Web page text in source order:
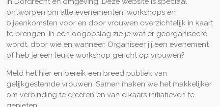
ontworpen om alle evenementen, workshops en
bijeenkomsten voor en door vrouwen overzichtelijk in kaart
te brengen. In één oogopslag zie je wat er georganiseerd
wordt, door wie en wanneer. Organiseer jij een evenement
of heb je een leuke workshop gericht op vrouwen?
Meld het hier en bereik een breed publiek van
gelijkgestemde vrouwen. Samen maken we het makkelijker
om verbinding te creëren en van elkaars initiatieven te